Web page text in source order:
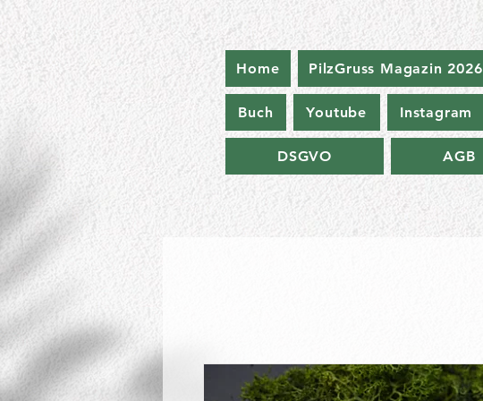
Home PilzGruss Magazin 2026
Buch Youtube Instagram
DSGVO AGB